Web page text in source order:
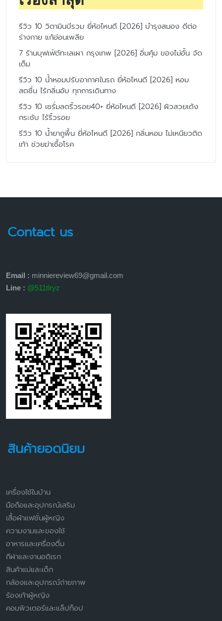
รีวิว 10 วิตามินบีรวม ยี่ห้อไหนดี [2026] บำรุงสมอง ดีต่อ
ร่างกาย แก้อ่อนเพลีย
7 ร้านบุฟเฟ่ต์ทะเลเผา กรุงเทพ [2026] อิ่มคุ้ม ของไม่อั้น จัด
เต็ม
รีวิว 10 น้ำหอมปรับอากาศในรถ ยี่ห้อไหนดี [2026] หอม
สดชื่น ไร้กลิ่นอับ ทุกการเดินทาง
รีวิว 10 เซรั่มลดริ้วรอย40+ ยี่ห้อไหนดี [2026] ผิวสวยเด้ง
กระชับ ไร้ริ้วรอย
รีวิว 10 น้ำยาถูพื้น ยี่ห้อไหนดี [2026] กลิ่นหอม ไม่เหนียวติด
เท้า ช่วยฆ่าเชื้อโรค
Contact us
Email : minniereview69@gmail.com
Line : @511tlryz
สินค้ายอดนิยม
เครื่องใช้ในบ้าน
มือถือและอุปกรณ์เสริม
เสื้อผ้าแฟชั่นผู้หญิง
ความงามและของใช้
อาหารและเครื่องดื่ม
กีฬาและงานอดิเรก
สินค้าแม่และเด็ก
กล้องและอุปกรณ์ถ่ายภาพ
ร้องเท้าผู้หญิง
คอมพิวเตอร์และแล็ปท็อป